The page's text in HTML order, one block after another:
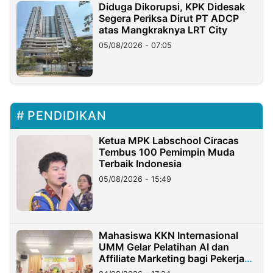
Diduga Dikorupsi, KPK Didesak
Segera Periksa Dirut PT ADCP
atas Mangkraknya LRT City
05/08/2026 - 07:05
PENDIDIKAN
Ketua MPK Labschool Ciracas
Tembus 100 Pemimpin Muda
Terbaik Indonesia
05/08/2026 - 15:49
Mahasiswa KKN Internasional
UMM Gelar Pelatihan AI dan
Affiliate Marketing bagi Pekerja
Migran Indonesia di Taiwan